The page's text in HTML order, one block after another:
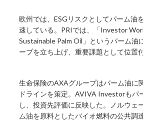
欧州では、ESGリスクとしてパーム油
速している。PRIでは、「Investor
Sustainable Palm Oil」というパーム油
ープを立ち上げ、重要課題として位置
生命保険のAXAグループはパーム油に
ドラインを策定。AVIVA Investorもパ
し、投資先評価に反映した。ノルウェ
ム油を原料としたバイオ燃料の公共調